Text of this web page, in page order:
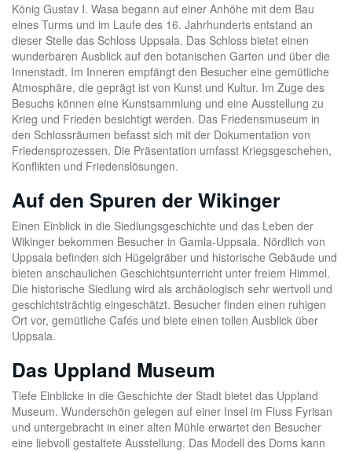
König Gustav I. Wasa begann auf einer Anhöhe mit dem Bau
eines Turms und im Laufe des 16. Jahrhunderts entstand an
dieser Stelle das Schloss Uppsala. Das Schloss bietet einen
wunderbaren Ausblick auf den botanischen Garten und über die
Innenstadt. Im Inneren empfängt den Besucher eine gemütliche
Atmosphäre, die geprägt ist von Kunst und Kultur. Im Zuge des
Besuchs können eine Kunstsammlung und eine Ausstellung zu
Krieg und Frieden besichtigt werden. Das Friedensmuseum in
den Schlossräumen befasst sich mit der Dokumentation von
Friedensprozessen. Die Präsentation umfasst Kriegsgeschehen,
Konflikten und Friedenslösungen.
Auf den Spuren der Wikinger
Einen Einblick in die Siedlungsgeschichte und das Leben der
Wikinger bekommen Besucher in Gamla-Uppsala. Nördlich von
Uppsala befinden sich Hügelgräber und historische Gebäude und
bieten anschaulichen Geschichtsunterricht unter freiem Himmel.
Die historische Siedlung wird als archäologisch sehr wertvoll und
geschichtsträchtig eingeschätzt. Besucher finden einen ruhigen
Ort vor, gemütliche Cafés und biete einen tollen Ausblick über
Uppsala.
Das Uppland Museum
Tiefe Einblicke in die Geschichte der Stadt bietet das Uppland
Museum. Wunderschön gelegen auf einer Insel im Fluss Fyrisan
und untergebracht in einer alten Mühle erwartet den Besucher
eine liebvoll gestaltete Ausstellung. Das Modell des Doms kann